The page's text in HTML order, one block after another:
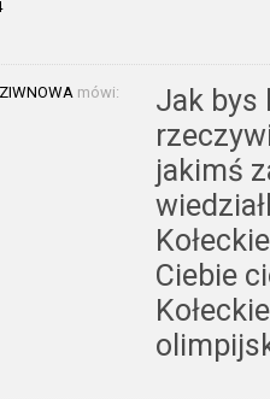
mówi:
Jak bys
jakimś
Ciebie